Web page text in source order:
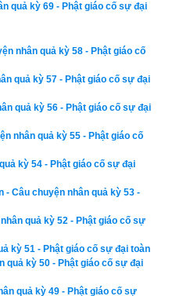
mọi người như thế bèn
hư không. Để cho những
nghiệp mà không sát sinh
họ cái khổ ghê rợn dưới địa
quá kinh sợ việc bị đọa địa
Ta cũng dạy mọi người
ta dạy, tích tụ những việc
ai cũng được sinh lên cõi
báo mà còn là một việc
cúng tế hãy mau hồi tỉnh.
nếu nghe được những lời
quả kỳ 69 - Phật giáo cố sự đại
nhân quả kỳ 58 - Phật giáo cố
quả kỳ 57 - Phật giáo cố sự đại
quả kỳ 56 - Phật giáo cố sự đại
nhân quả kỳ 55 - Phật giáo cố
kỳ 54 - Phật giáo cố sự đại
- Câu chuyện nhân quả kỳ 53 -
quả kỳ 52 - Phật giáo cố sự
kỳ 51 - Phật giáo cố sự đại toàn
quả kỳ 50 - Phật giáo cố sự đại
quả kỳ 49 - Phật giáo cố sự